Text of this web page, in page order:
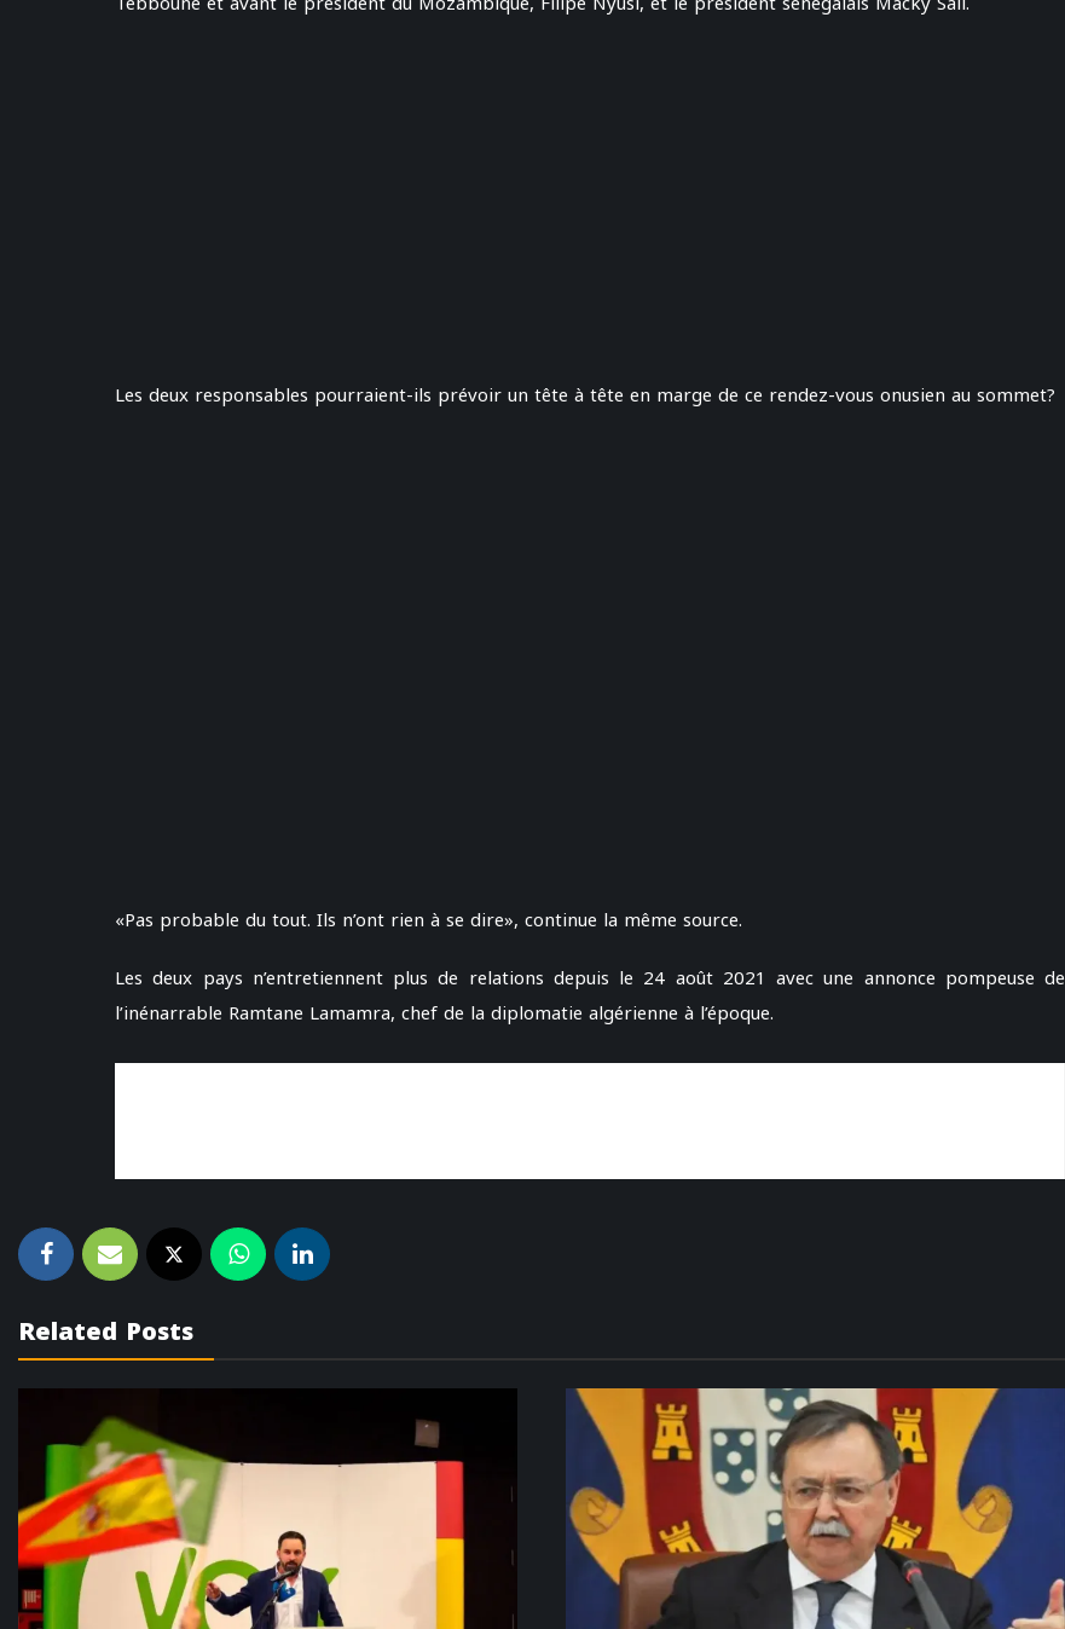
Les deux responsables pourraient-ils prévoir un tête à tête en marge de ce rendez-vous onusien au sommet?
«Pas probable du tout. Ils n’ont rien à se dire», continue la même source.
Les deux pays n’entretiennent plus de relations depuis le 24 août 2021 avec une annonce pompeuse de
l’inénarrable Ramtane Lamamra, chef de la diplomatie algérienne à l’époque.
Related Posts